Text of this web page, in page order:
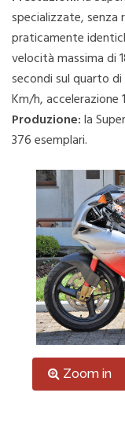
specializzate, senza
praticamente
velocità massima di
secondi sul quarto
Km/h, accelerazione
Produzione:la
376 esemplari.
Zoom in